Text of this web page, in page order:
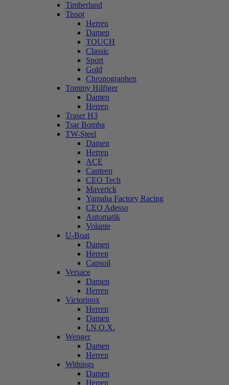
Timberland
Tissot
Herren
Damen
TOUCH
Classic
Sport
Gold
Chronographen
Tommy Hilfiger
Damen
Herren
Traser H3
Tsar Bomba
TW-Steel
Damen
Herren
ACE
Canteen
CEO Tech
Maverick
Yamaha Factory Racing
CEO Adesso
Automatik
Volante
U-Boat
Damen
Herren
Capsoil
Versace
Damen
Herren
Victorinox
Herren
Damen
I.N.O.X.
Wenger
Damen
Herren
Withings
Damen
Herren